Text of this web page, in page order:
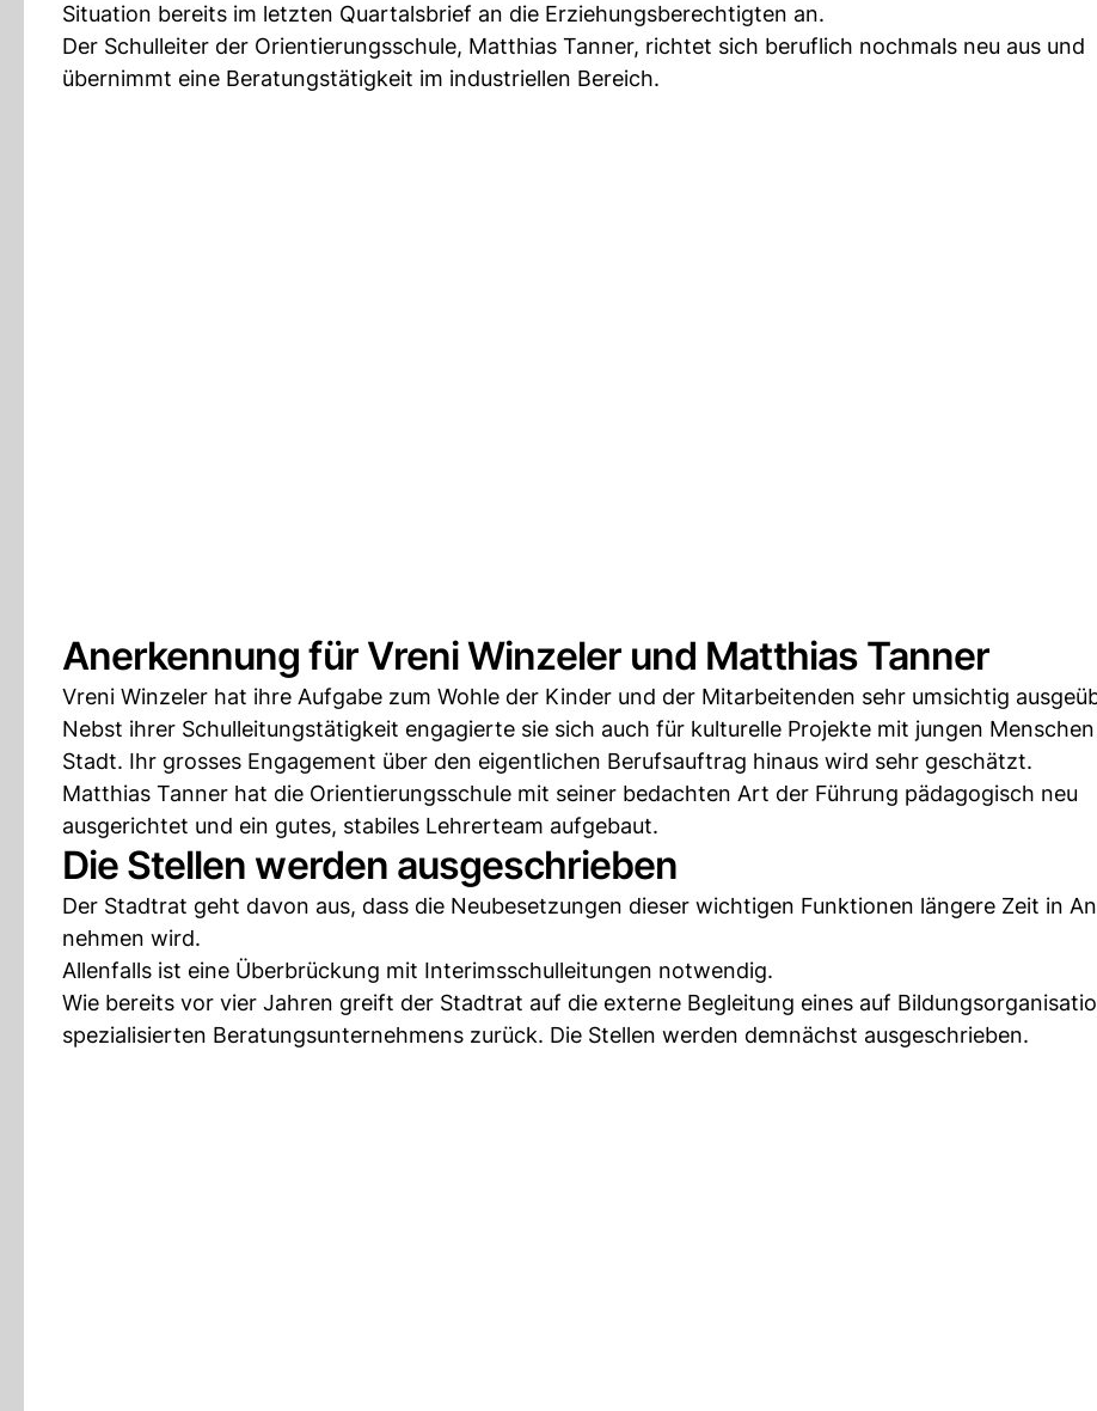
Situation bereits im letzten Quartalsbrief an die Erziehungsberechtigten an.
Der Schulleiter der Orientierungsschule, Matthias Tanner, richtet sich beruflich nochmals neu aus und
übernimmt eine Beratungstätigkeit im industriellen Bereich.
Anerkennung für Vreni Winzeler und Matthias Tanner
Vreni Winzeler hat ihre Aufgabe zum Wohle der Kinder und der Mitarbeitenden sehr umsichtig
Nebst ihrer Schulleitungstätigkeit engagierte sie sich auch für kulturelle Projekte mit jungen
Stadt. Ihr grosses Engagement über den eigentlichen Berufsauftrag hinaus wird sehr geschätzt.
Matthias Tanner hat die Orientierungsschule mit seiner bedachten Art der Führung pädagogisch neu
ausgerichtet und ein gutes, stabiles Lehrerteam aufgebaut.
Die Stellen werden ausgeschrieben
Der Stadtrat geht davon aus, dass die Neubesetzungen dieser wichtigen Funktionen längere Zeit in
nehmen wird.
Allenfalls ist eine Überbrückung mit Interimsschulleitungen notwendig.
Wie bereits vor vier Jahren greift der Stadtrat auf die externe Begleitung eines auf
spezialisierten Beratungsunternehmens zurück. Die Stellen werden demnächst ausgeschrieben.